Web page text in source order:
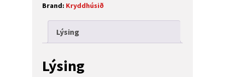
Brand: Kryddhúsið
Lýsing
Lýsing